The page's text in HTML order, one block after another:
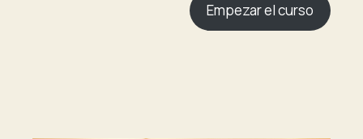
Empezar el curso